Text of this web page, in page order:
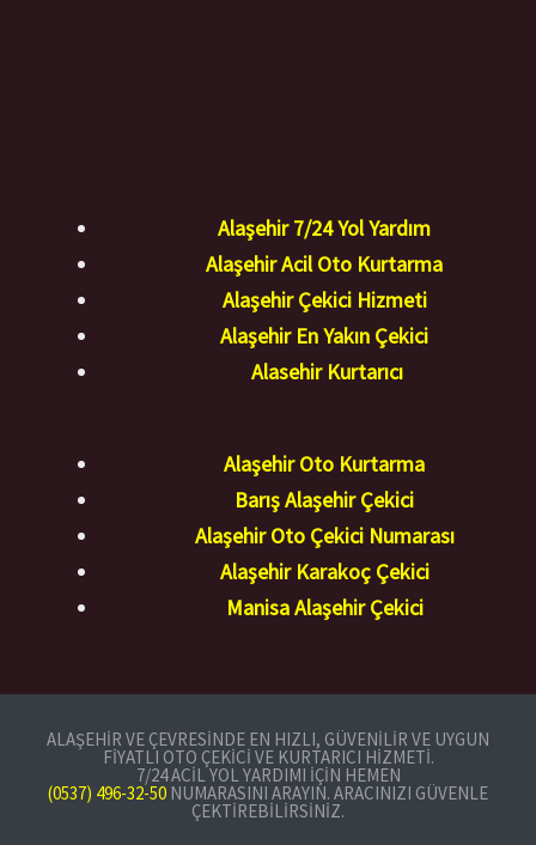
Alaşehir 7/24 Yol Yardım
Alaşehir Acil Oto Kurtarma
Alaşehir Çekici Hizmeti
Alaşehir En Yakın Çekici
Alasehir Kurtarıcı
Alaşehir Oto Kurtarma
Barış Alaşehir Çekici
Alaşehir Oto Çekici Numarası
Alaşehir Karakoç Çekici
Manisa Alaşehir Çekici
ALAŞEHIR VE ÇEVRESINDE EN HIZLI, GÜVENILIR VE UYGUN
FIYATLI OTO ÇEKICI VE KURTARICI HIZMETI.
7/24 ACIL YOL YARDIMI IÇIN HEMEN
(0537) 496-32-50 NUMARASINI ARAYIN. ARACINIZI GÜVENLE
ÇEKTIREBILIRSINIZ.